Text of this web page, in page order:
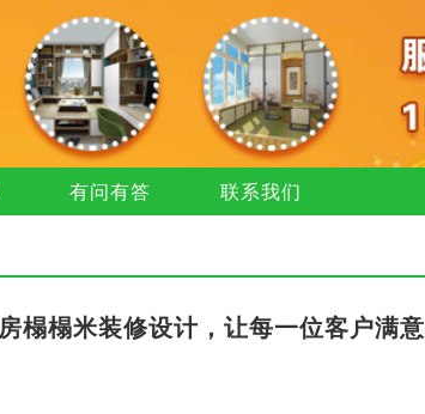
有问有答 联系我们
榻榻米装修设计，让每一位客户满意